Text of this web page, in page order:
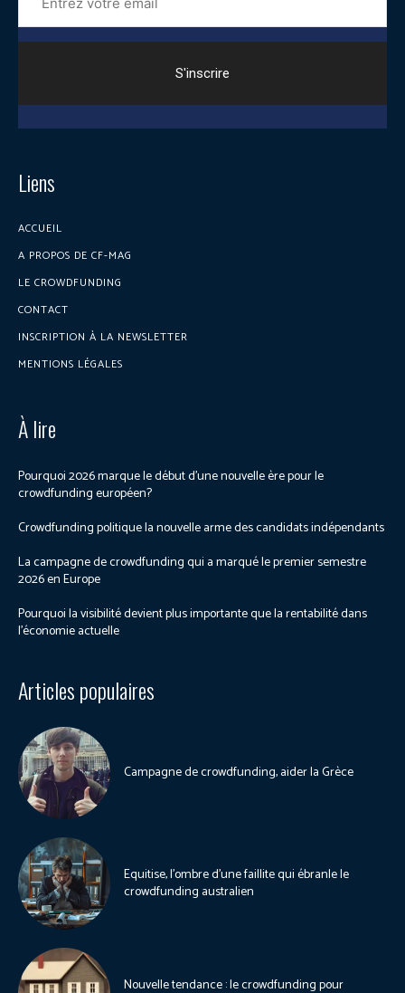
email
Liens
ACCUEIL
A PROPOS DE CF-MAG
LE CROWDFUNDING
CONTACT
INSCRIPTION À LA NEWSLETTER
MENTIONS LÉGALES
À lire
Pourquoi 2026 marque le début d’une nouvelle ère pour le
crowdfunding européen?
Crowdfunding politique la nouvelle arme des candidats indépendants
La campagne de crowdfunding qui a marqué le premier semestre
2026 en Europe
Pourquoi la visibilité devient plus importante que la rentabilité dans
l’économie actuelle
Articles populaires
Campagne de crowdfunding, aider la Grèce
Equitise, l’ombre d’une faillite qui ébranle le
crowdfunding australien
Nouvelle tendance : le crowdfunding pour